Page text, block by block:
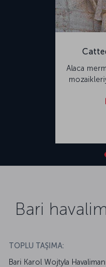
Alaca
Bari
TOPLU TAŞIMA:
Bari Karol Wojtyla